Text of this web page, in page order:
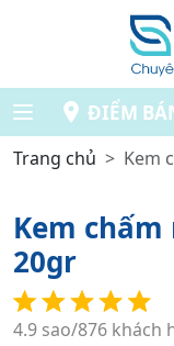
ĐIỂM
Trang chủ Kem
Kem
20gr
4.9 sao/876 khách